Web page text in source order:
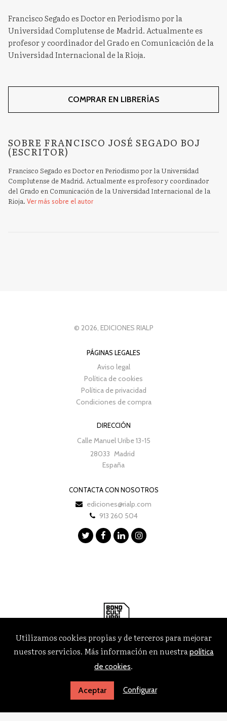
Francisco Segado es Doctor en Periodismo por la
Universidad Complutense de Madrid. Actualmente es
profesor y coordinador del Grado en Comunicación de la
Universidad Internacional de la Rioja.
COMPRAR EN LIBRERÍAS
SOBRE FRANCISCO JOSÉ SEGADO BOJ
(ESCRITOR)
Francisco Segado es Doctor en Periodismo por la Universidad
Complutense de Madrid. Actualmente es profesor y coordinador
del Grado en Comunicación de la Universidad Internacional de la
Rioja. Ver más sobre el autor
© 2026, EDICIONES RIALP
PÁGINAS LEGALES
Aviso legal
Política de cookies
Política de privacidad
Condiciones de compra
DIRECCIÓN
Calle Manuel Uribe 13-15
28033 Madrid
España
CONTACTA CON NOSOTROS
ediciones@rialp.com
913 260 504
Utilizamos cookies propias y de terceros para mejorar
nuestros servicios. Más información en nuestrapolítica
de cookies.
Aceptar Configurar